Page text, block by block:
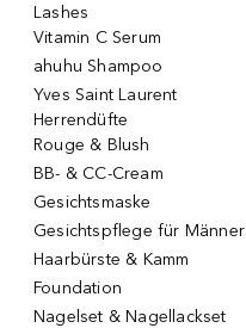
Lashes
Vitamin C Serum
ahuhu Shampoo
Yves Saint Laurent
Herrendüfte
Rouge & Blush
BB- & CC-Cream
Gesichtsmaske
Gesichtspflege für Männer
Haarbürste & Kamm
Foundation
Nagelset & Nagellackset